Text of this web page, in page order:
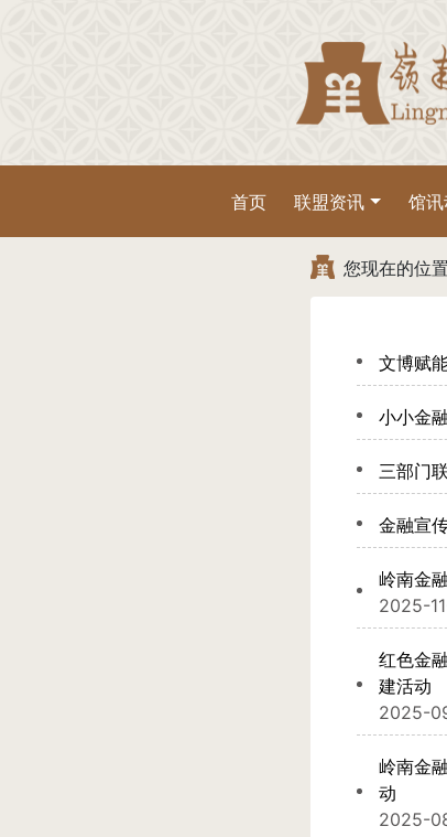
首页 联盟资讯 馆
您现在的位置
文博赋
小小金
三部门
金融宣
岭南金
2025-
红色金
建活动
2025-
岭南金
动
2025-